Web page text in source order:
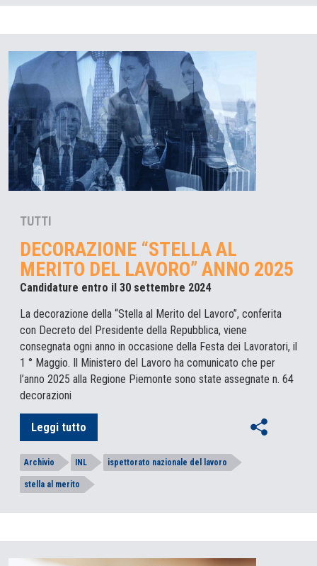
TUTTI
DECORAZIONE “STELLA AL
MERITO DEL LAVORO” ANNO 2025
Candidature entro il 30 settembre 2024
La decorazione della “Stella al Merito del Lavoro”, conferita
con Decreto del Presidente della Repubblica, viene
consegnata ogni anno in occasione della Festa dei Lavoratori, il
1 ° Maggio. Il Ministero del Lavoro ha comunicato che per
l’anno 2025 alla Regione Piemonte sono state assegnate n. 64
decorazioni
Leggi tutto
Archivio INL ispettorato nazionale del lavoro
stella al merito